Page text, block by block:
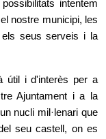
intentem
nostre municipi, les
els seus serveis i la
útil i d'interès per a
Ajuntament i a la
nucli mil·lenari que
seu castell, on es